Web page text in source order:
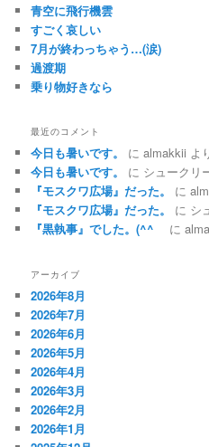
青空に飛行機雲
すごく哀しい
7月が終わっちゃう…(涙)
過渡期
乗り物好きなら
最近のコメント
今日も暑いです。 にalmakkii よ
今日も暑いです。
に シュークリ
『モスクワ広場』だった。
に
『モスクワ広場』だった。
に シ
『黒執事』でした。(^^ゞ
に
アーカイブ
2026年8月
2026年7月
2026年6月
2026年5月
2026年4月
2026年3月
2026年2月
2026年1月